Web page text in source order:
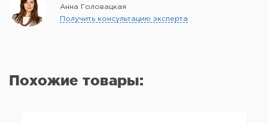
Анна Головацкая
Получить консультацию эксперта
Похожие товары: